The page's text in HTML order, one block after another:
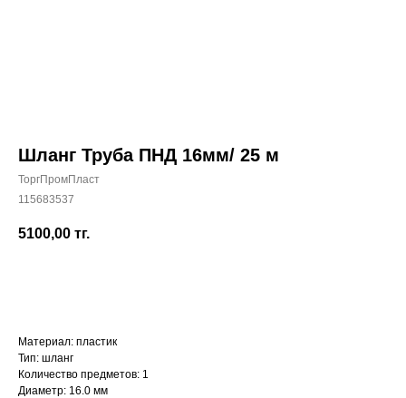
Шланг Труба ПНД 16мм/ 25 м
ТоргПромПласт
115683537
5100,00 тг.
Материал: пластик
Тип: шланг
Количество предметов: 1
Диаметр: 16.0 мм